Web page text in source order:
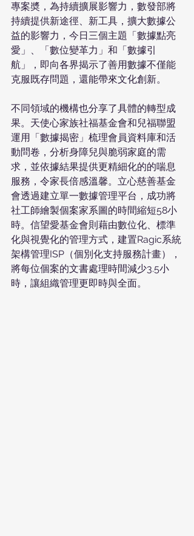
專案奬，為持續擴展影響力，數發部將
持續提供新途徑、新工具，擴大數據公
益的影響力，今日三個主題「數據點亮
愛」、「數位變革力」和「數據引
航」，即向各界揭示了善用數據不僅能
克服既存問題，還能帶來文化創新。
不同領域的機構也分享了具體的轉型成
果。天使心家族社福基金會和兒福聯盟
運用「數據揭密」梳理會員資料庫和活
動問卷，分析身障兒與脆弱家庭的需
求，並依據結果提供更精細化的的喘息
服務，令家長倍感溫馨。立心慈善基金
會透過建立單一數據管理平台，成功將
社工師繪製個案家系圖的時間縮短58小
時。信望愛基金會則藉由數位化、標準
化與視覺化的管理方式，建置Ragic系統
架構管理ISP（個別化支持服務計畫），
將每位個案的文書處理時間減少3.5小
時，讓組織管理更即時與全面。